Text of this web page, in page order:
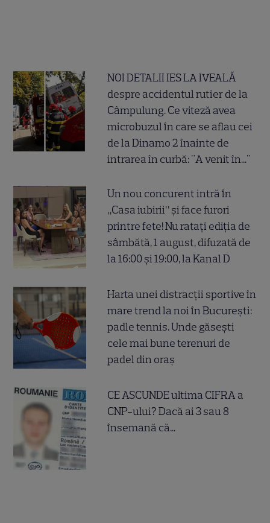
NOI DETALII IES LA IVEALĂ
despre accidentul rutier de la
Câmpulung. Ce viteză avea
microbuzul în care se aflau cei
de la Dinamo 2 înainte de
intrarea în curbă: "A venit în..."
Un nou concurent intră în
„Casa iubirii” și face furori
printre fete! Nu ratați ediția de
sâmbătă, 1 august, difuzată de
la 16:00 și 19:00, la Kanal D
Harta unei distracții sportive în
mare trend la noi în București:
padle tennis. Unde găsești
cele mai bune terenuri de
padel din oraș
CE ASCUNDE ultima CIFRA a
CNP-ului? Dacă ai 3 sau 8
însemană că...